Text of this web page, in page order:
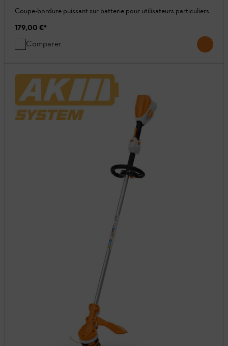
Coupe-bordure puissant sur batterie pour utilisateurs particuliers
179,00 €*
Comparer